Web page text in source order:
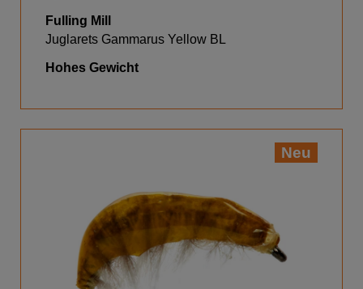
Fulling Mill
Juglarets Gammarus Yellow BL
Hohes Gewicht
Neu